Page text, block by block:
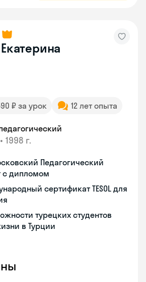
Екатерина
₽ за урок 12 лет опыта
• 1998 г.
Педагогический
с дипломом
сертификат TESOL для
турецких студентов
в Турции